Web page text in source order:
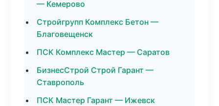
— Кемерово
Стройгрупп Комплекс Бетон —
Благовещенск
ПСК Комплекс Мастер — Саратов
БизнесСтрой Строй Гарант —
Ставрополь
ПСК Мастер Гарант — Ижевск